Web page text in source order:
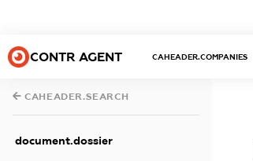
CONTR AGENT CAHEADER.COMPANIES
CAHEADER.SEARCH
document.dossier